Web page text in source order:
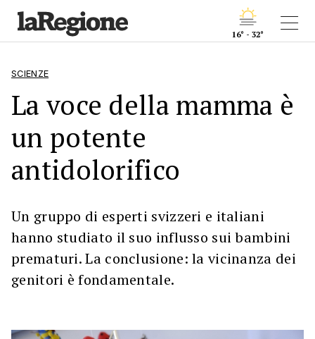
16° - 32°
SCIENZE
La voce della mamma è
un potente
antidolorifico
Un gruppo di esperti svizzeri e italiani
hanno studiato il suo influsso sui bambini
prematuri. La conclusione: la vicinanza dei
genitori è fondamentale.